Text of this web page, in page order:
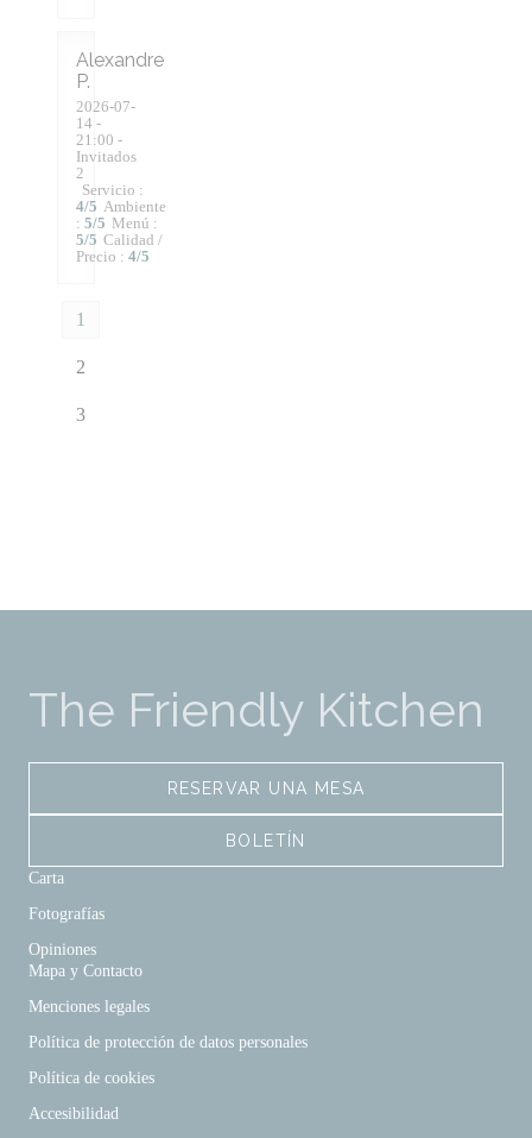
Alexandre
P
2026-07-
14 -
21:00 -
Invitados
2
Servicio :
4/5 Ambiente
: 5/5 Menú :
5/5 Calidad /
Precio : 4/5
1
2
3
The Friendly Kitchen
RESERVAR UNA MESA
BOLETÍN
Carta
Fotografías
Opiniones
Mapa y Contacto
Menciones legales
Política de protección de datos personales
Política de cookies
Accesibilidad